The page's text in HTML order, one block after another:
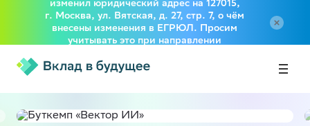
изменил юридический адрес на 127015,
г. Москва, ул. Вятская, д. 27, стр. 7, о чём
внесены изменения в ЕГРЮЛ. Просим
учитывать это при направлении